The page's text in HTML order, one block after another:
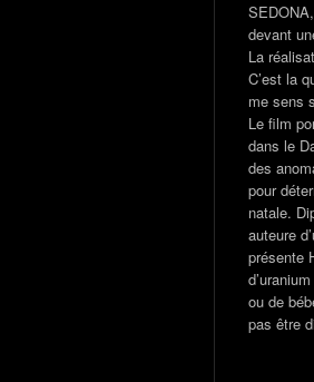
devant
La
C’est la
me sens
Le film
dans le
des
pour
natale.
auteure
présente
ou de
pas être